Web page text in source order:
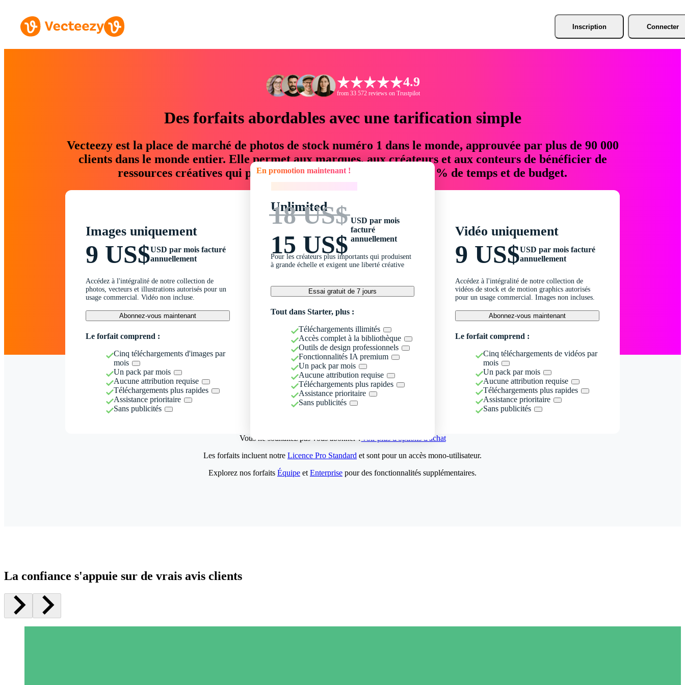
Inscription Connecter
4.9
from 33 572 reviews on Trustpilot
Des forfaits abordables avec une tarification simple
Vecteezy est la place de marché de photos de stock numéro 1 dans le monde, approuvée par plus de 90 000
clients dans le monde entier. Elle permet aux marques, aux créateurs et aux conteurs de bénéficier de
ressources créatives qui permettent d'économiser jusqu'à 76 % de temps et de budget.
Images uniquement
9 US$USD par mois facturé
annuellement
Accédez à l'intégralité de notre collection de
photos, vecteurs et illustrations autorisés pour un
usage commercial. Vidéo non incluse.
Abonnez-vous maintenant
Le forfait comprend :
Cinq téléchargements d'images par
mois
Un pack par mois
Aucune attribution requise
Téléchargements plus rapides
Assistance prioritaire
Sans publicités
En promotion maintenant !
Unlimited
18 US$
15 US$
USD par mois
facturé
annuellement
Pour les créateurs plus importants qui produisent
à grande échelle et exigent une liberté créative
Essai gratuit de 7 jours
Tout dans Starter, plus :
Téléchargements illimités
Accès complet à la bibliothèque
Outils de design professionnels
Fonctionnalités IA premium
Un pack par mois
Aucune attribution requise
Téléchargements plus rapides
Assistance prioritaire
Sans publicités
Vidéo uniquement
9 US$USD par mois facturé
annuellement
Accédez à l'intégralité de notre collection de
vidéos de stock et de motion graphics autorisés
pour un usage commercial. Images non incluses.
Abonnez-vous maintenant
Le forfait comprend :
Cinq téléchargements de vidéos par
mois
Un pack par mois
Aucune attribution requise
Téléchargements plus rapides
Assistance prioritaire
Sans publicités
Vous ne souhaitez pas vous abonner ?Voir plus d'options d'achat
Les forfaits incluent notre Licence Pro Standard et sont pour un accès mono-utilisateur.
Explorez nos forfaits Équipe et Enterprise pour des fonctionnalités supplémentaires.
La confiance s'appuie sur de vrais avis clients